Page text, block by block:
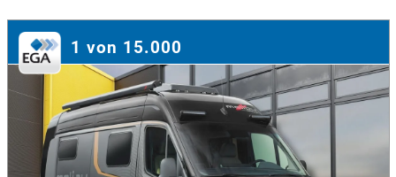
1 von 15.000